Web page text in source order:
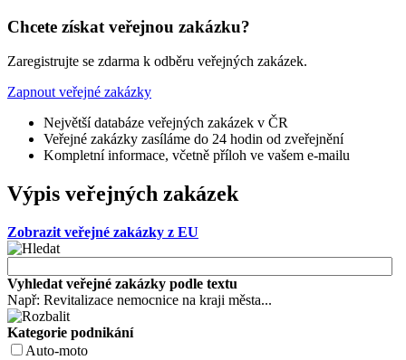
Chcete získat veřejnou zakázku?
Zaregistrujte se zdarma k odběru veřejných zakázek.
Zapnout veřejné zakázky
Největší databáze veřejných zakázek v ČR
Veřejné zakázky zasíláme do 24 hodin od zveřejnění
Kompletní informace, včetně příloh ve vašem e-mailu
Výpis veřejných zakázek
Zobrazit veřejné zakázky z EU
Vyhledat veřejné zakázky podle textu
Např: Revitalizace nemocnice na kraji města...
Kategorie podnikání
Auto-moto